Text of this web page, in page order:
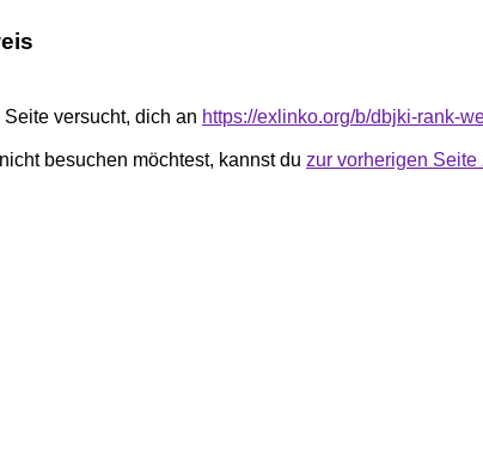
versucht, dich an https://exlinko.org/b/dbjki-rank-
besuchen möchtest, kannst du zur vorherigen Seite